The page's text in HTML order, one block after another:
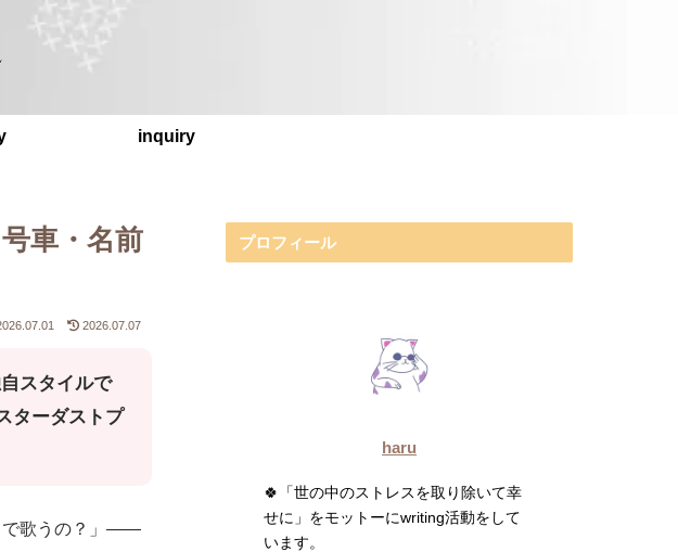
inquiry
車・名前
2026.07.07
スタイルで
ターダストプ
で歌うの？」——
プロフィール
haru
🍀「世の中のストレスを取り除いて幸
せに」をモットーにwriting活動をして
います。